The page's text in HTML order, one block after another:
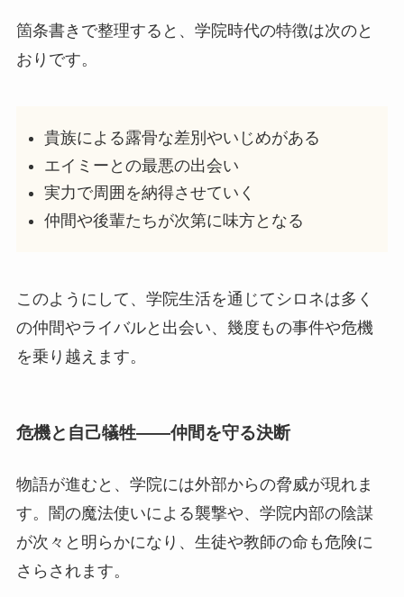
箇条書きで整理すると、学院時代の特徴は次のと
おりです。
貴族による露骨な差別やいじめがある
エイミーとの最悪の出会い
実力で周囲を納得させていく
仲間や後輩たちが次第に味方となる
このようにして、学院生活を通じてシロネは多く
の仲間やライバルと出会い、幾度もの事件や危機
を乗り越えます。
危機と自己犠牲――仲間を守る決断
物語が進むと、学院には外部からの脅威が現れま
す。闇の魔法使いによる襲撃や、学院内部の陰謀
が次々と明らかになり、生徒や教師の命も危険に
さらされます。